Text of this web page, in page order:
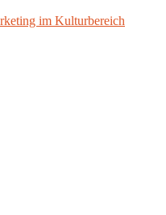
im Kulturbereich